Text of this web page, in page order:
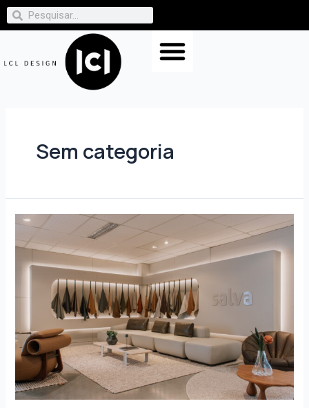
Sem categoria